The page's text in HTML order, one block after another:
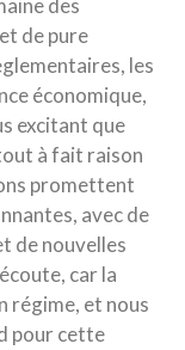
des
de pure
les
économique,
excitant que
à fait raison
promettent
avec de
de nouvelles
car la
régime, et nous
pour cette